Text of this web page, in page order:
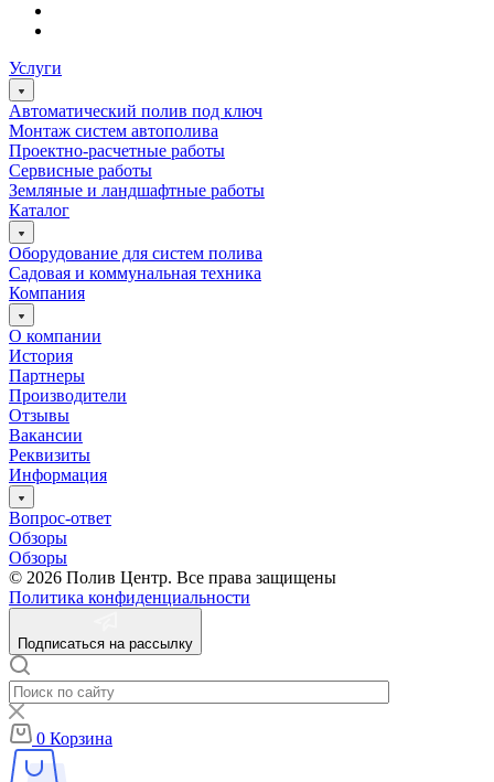
Услуги
Автоматический полив под ключ
Монтаж систем автополива
Проектно-расчетные работы
Сервисные работы
Земляные и ландшафтные работы
Каталог
Оборудование для систем полива
Садовая и коммунальная техника
Компания
О компании
История
Партнеры
Производители
Отзывы
Вакансии
Реквизиты
Информация
Вопрос-ответ
Обзоры
Обзоры
© 2026 Полив Центр. Все права защищены
Политика конфиденциальности
Подписаться на рассылку
0 Корзина